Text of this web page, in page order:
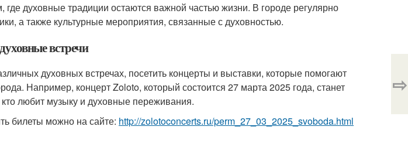
духовные традиции остаются важной частью жизни. В городе регулярно
а также культурные мероприятия, связанные с духовностью.
встречи
духовных встречах, посетить концерты и выставки, которые помогают
Например, концерт Zoloto, который состоится 27 марта 2025 года, станет
любит музыку и духовные переживания.
билеты можно на сайте: http://zolotoconcerts.ru/perm_27_03_2025_svoboda.html
⇨